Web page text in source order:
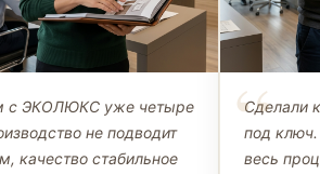
ИНТЕРЬЕРОВ
с ЭКОЛЮКС уже четыре
не подводит
качество стабильное
Андрей
ЧАСТНЫЙ
Сделали
под
весь